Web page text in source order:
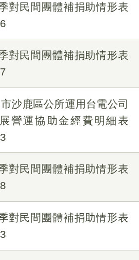
對民間團體補捐助情形表
對民間團體補捐助情形表
沙鹿區公所運用台電公司
營運協助金經費明細表
對民間團體補捐助情形表
對民間團體補捐助情形表